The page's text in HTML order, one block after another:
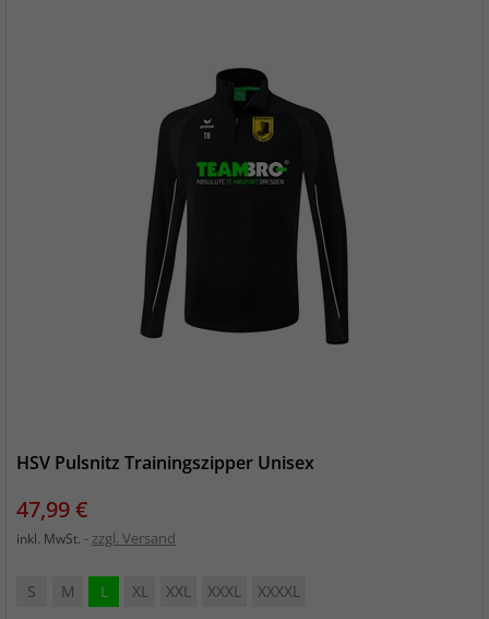
HSV Pulsnitz Trainingszipper Unisex
Preis
47,99 €
inkl. MwSt. zzgl. Versand
S M L XL XXL XXXL XXXXL